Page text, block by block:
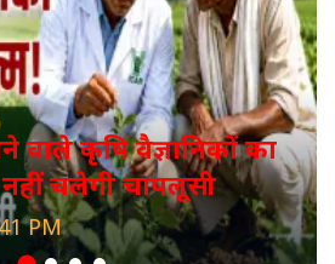
वाले कृषि वैज्ञानिकों का
चलेगी चापलूसी
PM